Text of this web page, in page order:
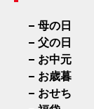
母の日
父の日
お中元
お歳暮
おせち